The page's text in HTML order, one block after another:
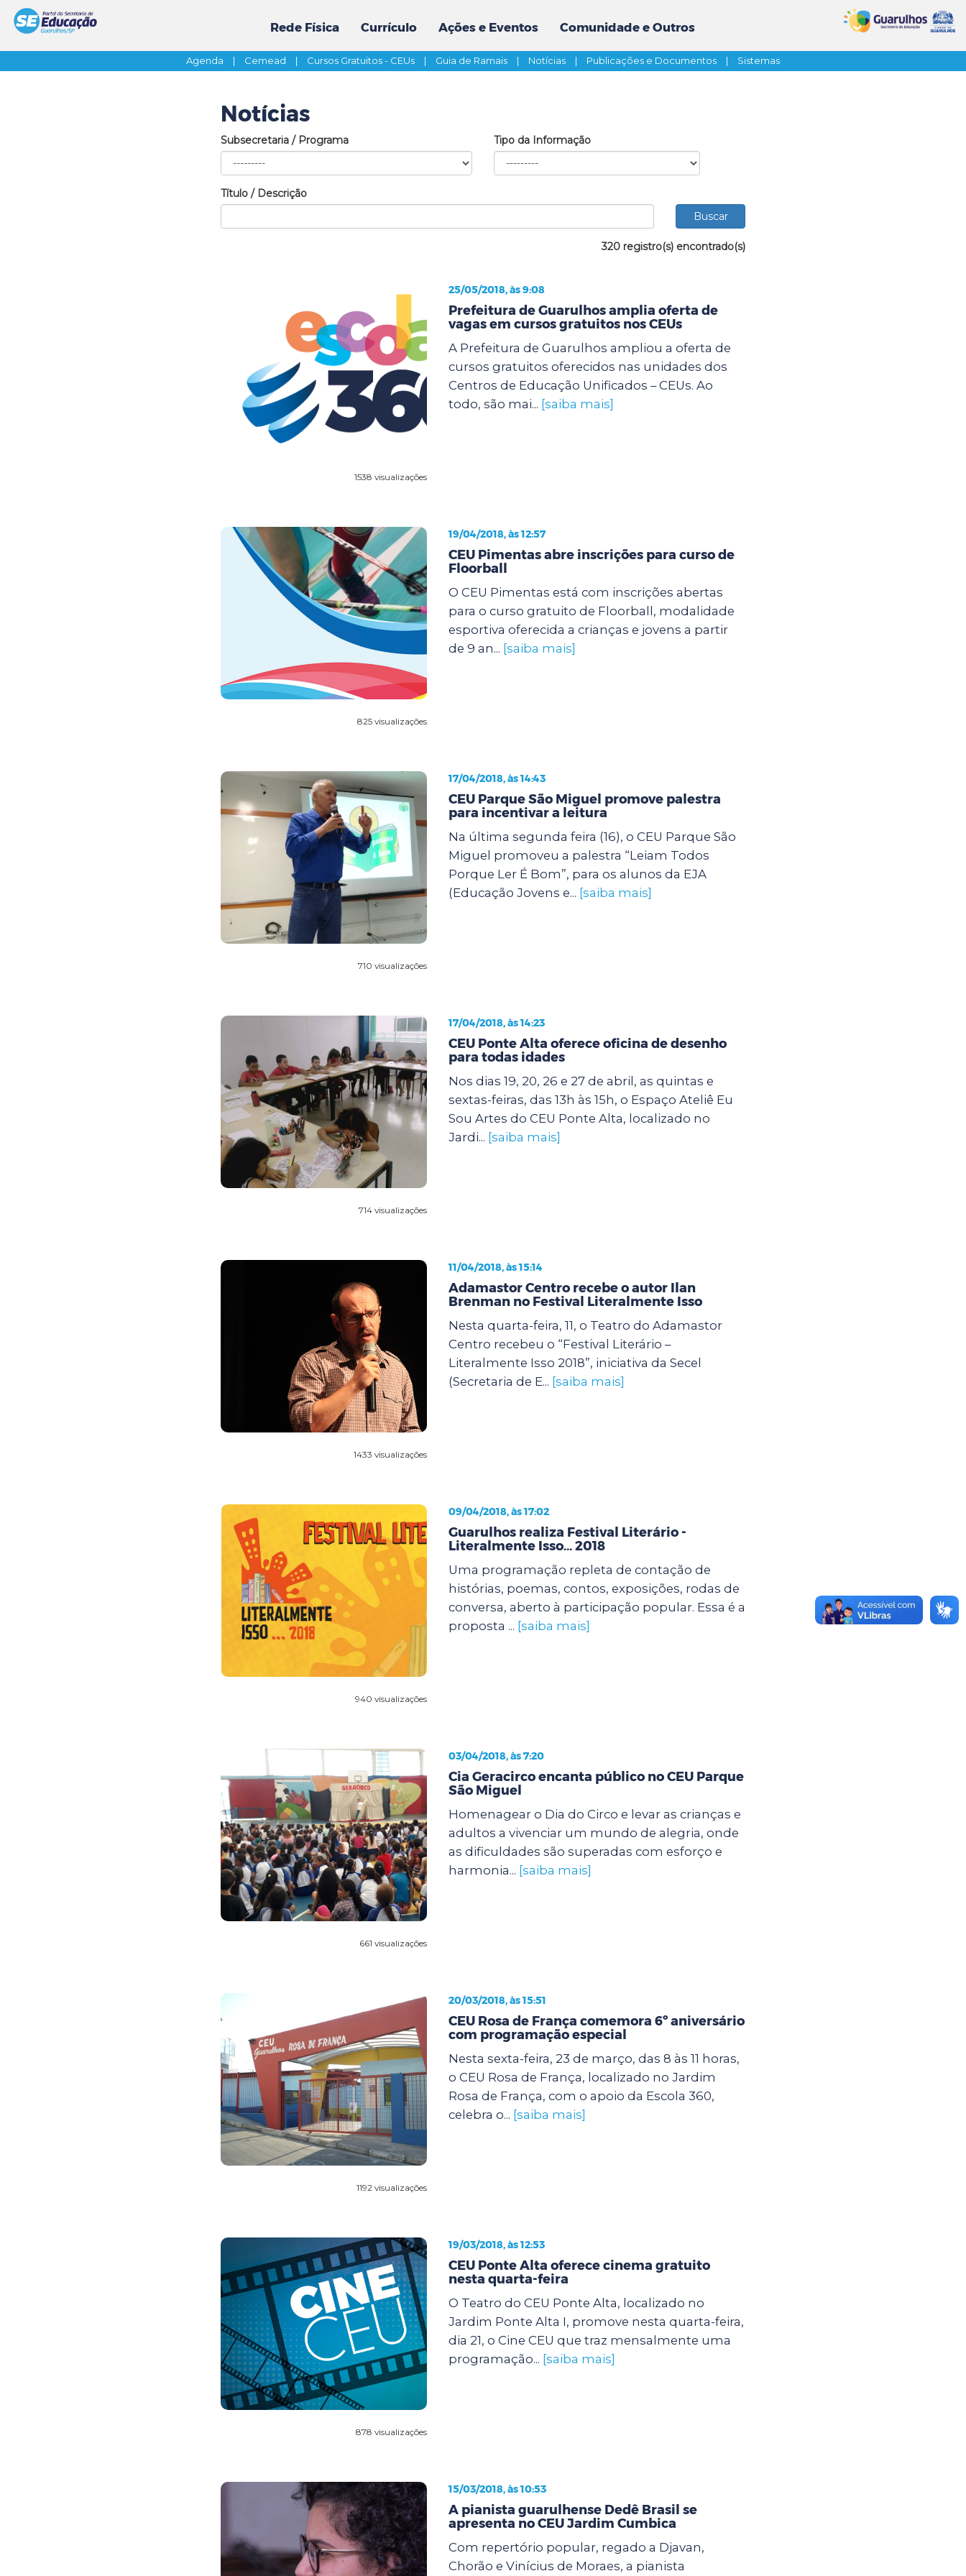
Rede Física Currículo Ações e Eventos Comunidade e Outros
Agenda | Cemead | Cursos Gratuitos - CEUs | Guia de Ramais | Notícias | Publicações e Documentos | Sistemas
Notícias
Subsecretaria / Programa Tipo da Informação
Título / Descrição
320 registro(s) encontrado(s)
1538 visualizações
25/05/2018, às 9:08
Prefeitura de Guarulhos amplia oferta de
vagas em cursos gratuitos nos CEUs
A Prefeitura de Guarulhos ampliou a oferta de
cursos gratuitos oferecidos nas unidades dos
Centros de Educação Unificados – CEUs. Ao
todo, são mai... [saiba mais]
825 visualizações
19/04/2018, às 12:57
CEU Pimentas abre inscrições para curso de
Floorball
O CEU Pimentas está com inscrições abertas
para o curso gratuito de Floorball, modalidade
esportiva oferecida a crianças e jovens a partir
de 9 an... [saiba mais]
710 visualizações
17/04/2018, às 14:43
CEU Parque São Miguel promove palestra
para incentivar a leitura
Na última segunda feira (16), o CEU Parque São
Miguel promoveu a palestra “Leiam Todos
Porque Ler É Bom”, para os alunos da EJA
(Educação Jovens e... [saiba mais]
714 visualizações
17/04/2018, às 14:23
CEU Ponte Alta oferece oficina de desenho
para todas idades
Nos dias 19, 20, 26 e 27 de abril, as quintas e
sextas-feiras, das 13h às 15h, o Espaço Ateliê Eu
Sou Artes do CEU Ponte Alta, localizado no
Jardi... [saiba mais]
1433 visualizações
11/04/2018, às 15:14
Adamastor Centro recebe o autor Ilan
Brenman no Festival Literalmente Isso
Nesta quarta-feira, 11, o Teatro do Adamastor
Centro recebeu o “Festival Literário –
Literalmente Isso 2018”, iniciativa da Secel
(Secretaria de E... [saiba mais]
940 visualizações
09/04/2018, às 17:02
Guarulhos realiza Festival Literário -
Literalmente Isso... 2018
Uma programação repleta de contação de
histórias, poemas, contos, exposições, rodas de
conversa, aberto à participação popular. Essa é a
proposta ... [saiba mais]
661 visualizações
03/04/2018, às 7:20
Cia Geracirco encanta público no CEU Parque
São Miguel
Homenagear o Dia do Circo e levar as crianças e
adultos a vivenciar um mundo de alegria, onde
as dificuldades são superadas com esforço e
harmonia... [saiba mais]
1192 visualizações
20/03/2018, às 15:51
CEU Rosa de França comemora 6º aniversário
com programação especial
Nesta sexta-feira, 23 de março, das 8 às 11 horas,
o CEU Rosa de França, localizado no Jardim
Rosa de França, com o apoio da Escola 360,
celebra o... [saiba mais]
878 visualizações
19/03/2018, às 12:53
CEU Ponte Alta oferece cinema gratuito
nesta quarta-feira
O Teatro do CEU Ponte Alta, localizado no
Jardim Ponte Alta I, promove nesta quarta-feira,
dia 21, o Cine CEU que traz mensalmente uma
programação... [saiba mais]
15/03/2018, às 10:53
A pianista guarulhense Dedê Brasil se
apresenta no CEU Jardim Cumbica
Com repertório popular, regado a Djavan,
Chorão e Vinícius de Moraes, a pianista